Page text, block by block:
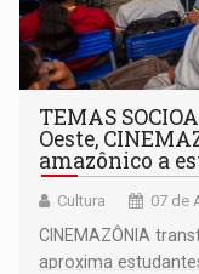
TEMAS
Oeste,
amazônico a
Cultura 07 de
CINEMAZÔNIA
aproxima